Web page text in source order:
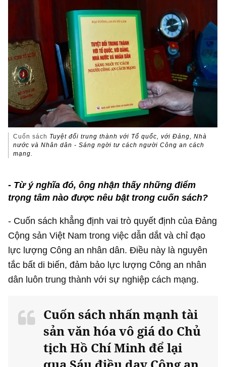
Cuốn sách Tuyệt đối trung thành với Tổ quốc, với Đảng, Nhà
nước và Nhân dân - Sáng ngời tư cách người Công an cách
mạng.
- Từ ý nghĩa đó, ông nhận thấy những điểm
trọng tâm nào được nêu bật trong cuốn sách?
- Cuốn sách khẳng định vai trò quyết định của Đảng
Cộng sản Việt Nam trong việc dẫn dắt và chỉ đạo
lực lượng Công an nhân dân. Điều này là nguyên
tắc bất di biến, đảm bảo lực lượng Công an nhân
dân luôn trung thành với sự nghiệp cách mạng.
Cuốn sách nhấn mạnh tài
sản văn hóa vô giá do Chủ
tịch Hồ Chí Minh để lại